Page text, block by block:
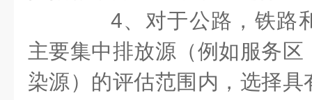
4、对于公路，铁路
主要集中排放源（例如服务
染源）的评估范围内，选择